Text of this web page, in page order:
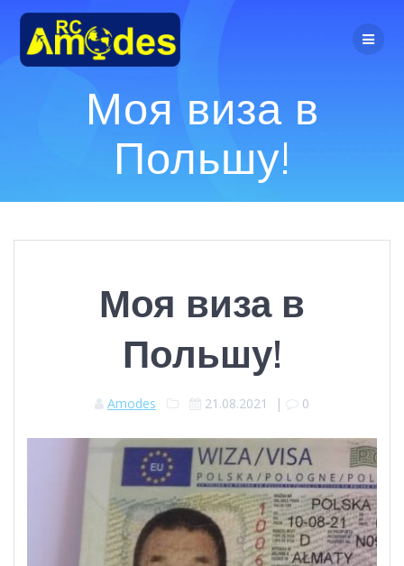
Моя виза в
Польшу!
Моя виза в
Польшу!
Amodes 21.08.2021 | 0